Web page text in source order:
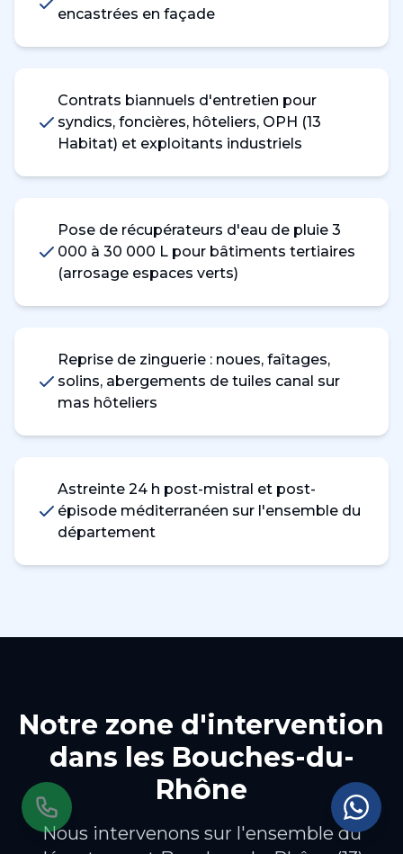
encastrées en façade
Contrats biannuels d'entretien pour
syndics, foncières, hôteliers, OPH (13
Habitat) et exploitants industriels
Pose de récupérateurs d'eau de pluie 3
000 à 30 000 L pour bâtiments tertiaires
(arrosage espaces verts)
Reprise de zinguerie : noues, faîtages,
solins, abergements de tuiles canal sur
mas hôteliers
Astreinte 24 h post-mistral et post-
épisode méditerranéen sur l'ensemble du
département
Notre zone d'intervention
dans les Bouches-du-
Rhône
Nous intervenons sur l'ensemble du